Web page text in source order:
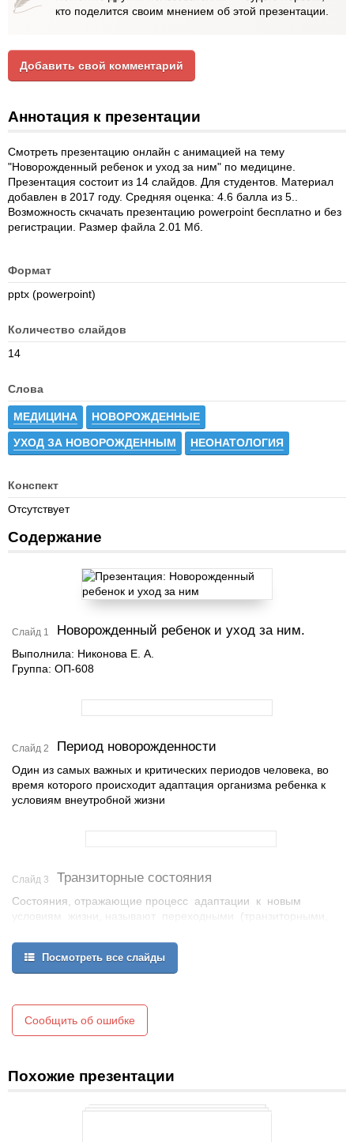
кто поделится своим мнением об этой презентации.
Добавить свой комментарий
Аннотация к презентации
Смотреть презентацию онлайн с анимацией на тему
"Новорожденный ребенок и уход за ним" по медицине.
Презентация состоит из 14 слайдов. Для студентов. Материал
добавлен в 2017 году. Средняя оценка: 4.6 балла из 5..
Возможность скчачать презентацию powerpoint бесплатно и без
регистрации. Размер файла 2.01 Мб.
Формат
pptx (powerpoint)
Количество слайдов
14
Слова
МЕДИЦИНА НОВОРОЖДЕННЫЕ
УХОД ЗА НОВОРОЖДЕННЫМ НЕОНАТОЛОГИЯ
Конспект
Отсутствует
Содержание
Слайд 1 Новорожденный ребенок и уход за ним.
Выполнила: Никонова Е. А.
Группа: ОП-608
Слайд 2 Период новорожденности
Один из самых важных и критических периодов человека, во
время которого происходит адаптация организма ребенка к
условиям внеутробной жизни
Слайд 3 Транзиторные состояния
Состояния, отражающие процесс адаптации к новым
условиям жизни, называют переходными (транзиторными,
Из этих состояний следует и особенности ухода за
новорожденным
Посмотреть все слайды
Сообщить об ошибке
Похожие презентации